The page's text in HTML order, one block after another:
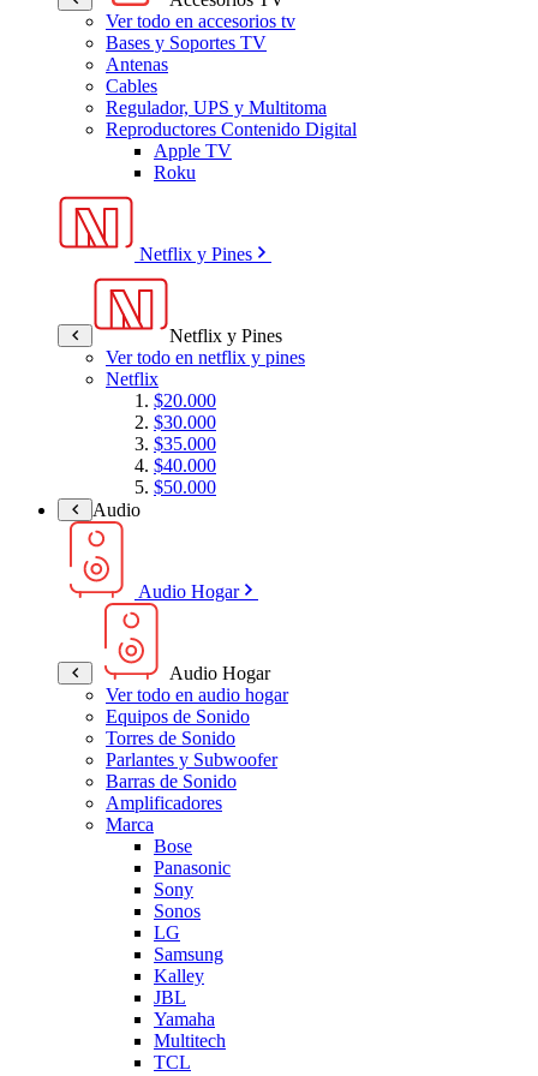
Ver todo en accesorios tv
Bases y Soportes TV
Antenas
Cables
Regulador, UPS y Multitoma
Reproductores Contenido Digital
Apple TV
Roku
Netflix y Pines
Netflix y Pines
Ver todo en netflix y pines
Netflix
$20.000
$30.000
$35.000
$40.000
$50.000
Audio
Audio Hogar
Audio Hogar
Ver todo en audio hogar
Equipos de Sonido
Torres de Sonido
Parlantes y Subwoofer
Barras de Sonido
Amplificadores
Marca
Bose
Panasonic
Sony
Sonos
LG
Samsung
Kalley
JBL
Yamaha
Multitech
TCL